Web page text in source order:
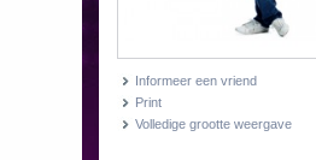
Informeer een vriend
Print
Volledige grootte weergave